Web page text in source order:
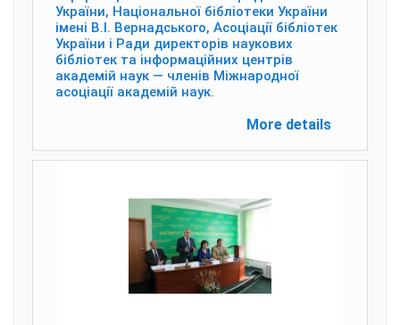
України, Національної бібліотеки України
імені В.І. Вернадського, Асоціації бібліотек
України і Ради директорів наукових
бібліотек та інформаційних центрів
академій наук — членів Міжнародної
асоціації академій наук.
More details